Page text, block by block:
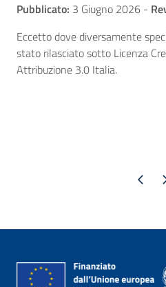
Pubblicato: 3 Giugno 2026 -
Eccetto dove diversamente
stato rilasciato sotto Licenza
Attribuzione 3.0 Italia.
Pagina Pagina